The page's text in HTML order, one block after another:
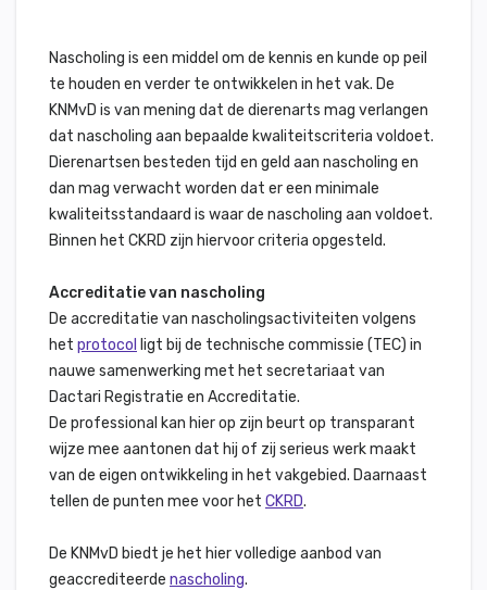
Nascholing is een middel om de kennis en kunde op peil
te houden en verder te ontwikkelen in het vak. De
KNMvD is van mening dat de dierenarts mag verlangen
dat nascholing aan bepaalde kwaliteitscriteria voldoet.
Dierenartsen besteden tijd en geld aan nascholing en
dan mag verwacht worden dat er een minimale
kwaliteitsstandaard is waar de nascholing aan voldoet.
Binnen het CKRD zijn hiervoor criteria opgesteld.
Accreditatie van nascholing
De accreditatie van nascholingsactiviteiten volgens
het protocol ligt bij de technische commissie (TEC) in
nauwe samenwerking met het secretariaat van
Dactari Registratie en Accreditatie.
De professional kan hier op zijn beurt op transparant
wijze mee aantonen dat hij of zij serieus werk maakt
van de eigen ontwikkeling in het vakgebied. Daarnaast
tellen de punten mee voor het CKRD.
De KNMvD biedt je het hier volledige aanbod van
geaccrediteerde nascholing.